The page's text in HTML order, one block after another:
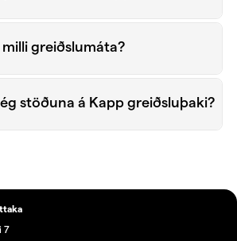
milli greiðslumáta?
stöðuna á Kapp greiðsluþaki?
7